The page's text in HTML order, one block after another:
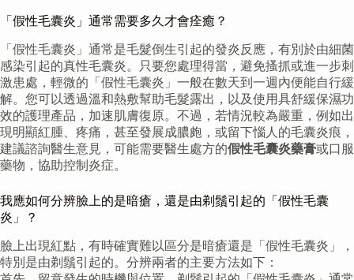
「假性毛囊炎」通常需要多久才會痊癒？
「假性毛囊炎」通常是毛髮倒生引起的發炎反應，有別於由細菌
感染引起的真性毛囊炎。只要您處理得當，避免搔抓或進一步刺
激患處，輕微的「假性毛囊炎」一般在數天到一週內便能自行緩
解。您可以透過溫和熱敷幫助毛髮露出，以及使用具舒緩保濕功
效的護理產品，加速肌膚復原。不過，若情況較為嚴重，例如出
現明顯紅腫、疼痛，甚至發展成膿皰，或留下惱人的毛囊炎痕，
建議諮詢醫生意見，可能需要醫生處方的假性毛囊炎藥膏或口服
藥物，協助控制炎症。
我應如何分辨臉上的是暗瘡，還是由剃鬚引起的「假性毛囊
炎」？
臉上出現紅點，有時確實難以區分是暗瘡還是「假性毛囊炎」，
特別是由剃鬚引起的。分辨兩者的主要方法如下：